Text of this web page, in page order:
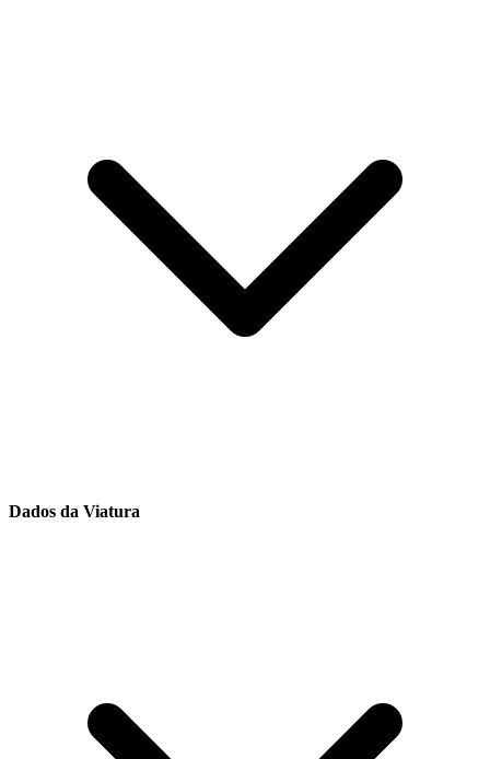
Dados da Viatura